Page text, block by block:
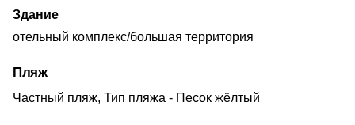
Здание
отельный комплекс/большая территория
Пляж
Частный пляж, Тип пляжа - Песок жёлтый